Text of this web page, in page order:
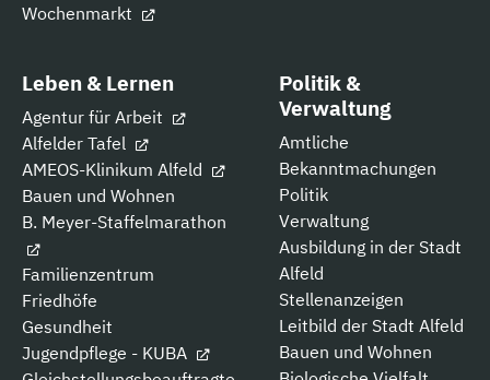
Wochenmarkt
Leben & Lernen
Agentur für Arbeit
Alfelder Tafel
AMEOS-Klinikum Alfeld
Bauen und Wohnen
B. Meyer-Staffelmarathon
Familienzentrum
Friedhöfe
Gesundheit
Jugendpflege - KUBA
Politik &
Verwaltung
Amtliche
Bekanntmachungen
Politik
Verwaltung
Ausbildung in der Stadt
Alfeld
Stellenanzeigen
Leitbild der Stadt Alfeld
Bauen und Wohnen